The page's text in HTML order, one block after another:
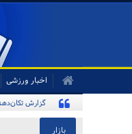
اخبار ورزشی
بازار